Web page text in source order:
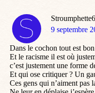
dit
9 septembre
Dans le cochon tout est
Et le racisme il est où
c’est justement une forme
Et qui ose critiquer ? Un
Ces gens qui n’aiment pas